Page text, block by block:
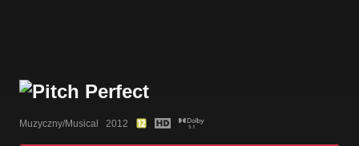
Muzyczny/Musical   2012